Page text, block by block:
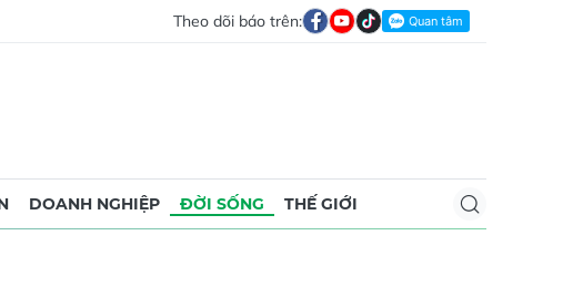
Theo dõi báo trên:
DOANH NGHIỆP ĐỜI SỐNG THẾ GIỚI